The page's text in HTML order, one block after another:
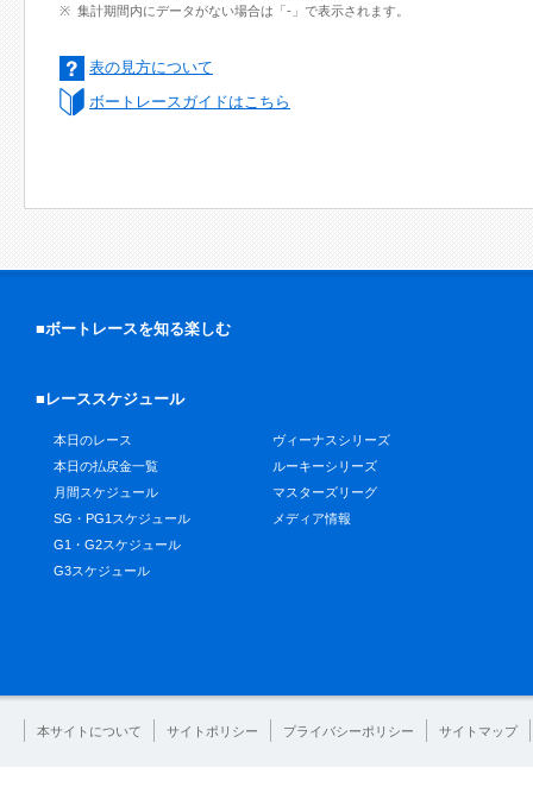
集計期間内にデータがない場合は「-」で表示されます。
表の見方について
ボートレースガイドはこちら
■ボートレースを知る楽しむ
■レーススケジュール
本日のレース
本日の払戻金一覧
月間スケジュール
SG・PG1スケジュール
G1・G2スケジュール
G3スケジュール
ヴィーナスシリーズ
ルーキーシリーズ
マスターズリーグ
メディア情報
本サイトについて サイトポリシー プライバシーポリシー サイトマップ